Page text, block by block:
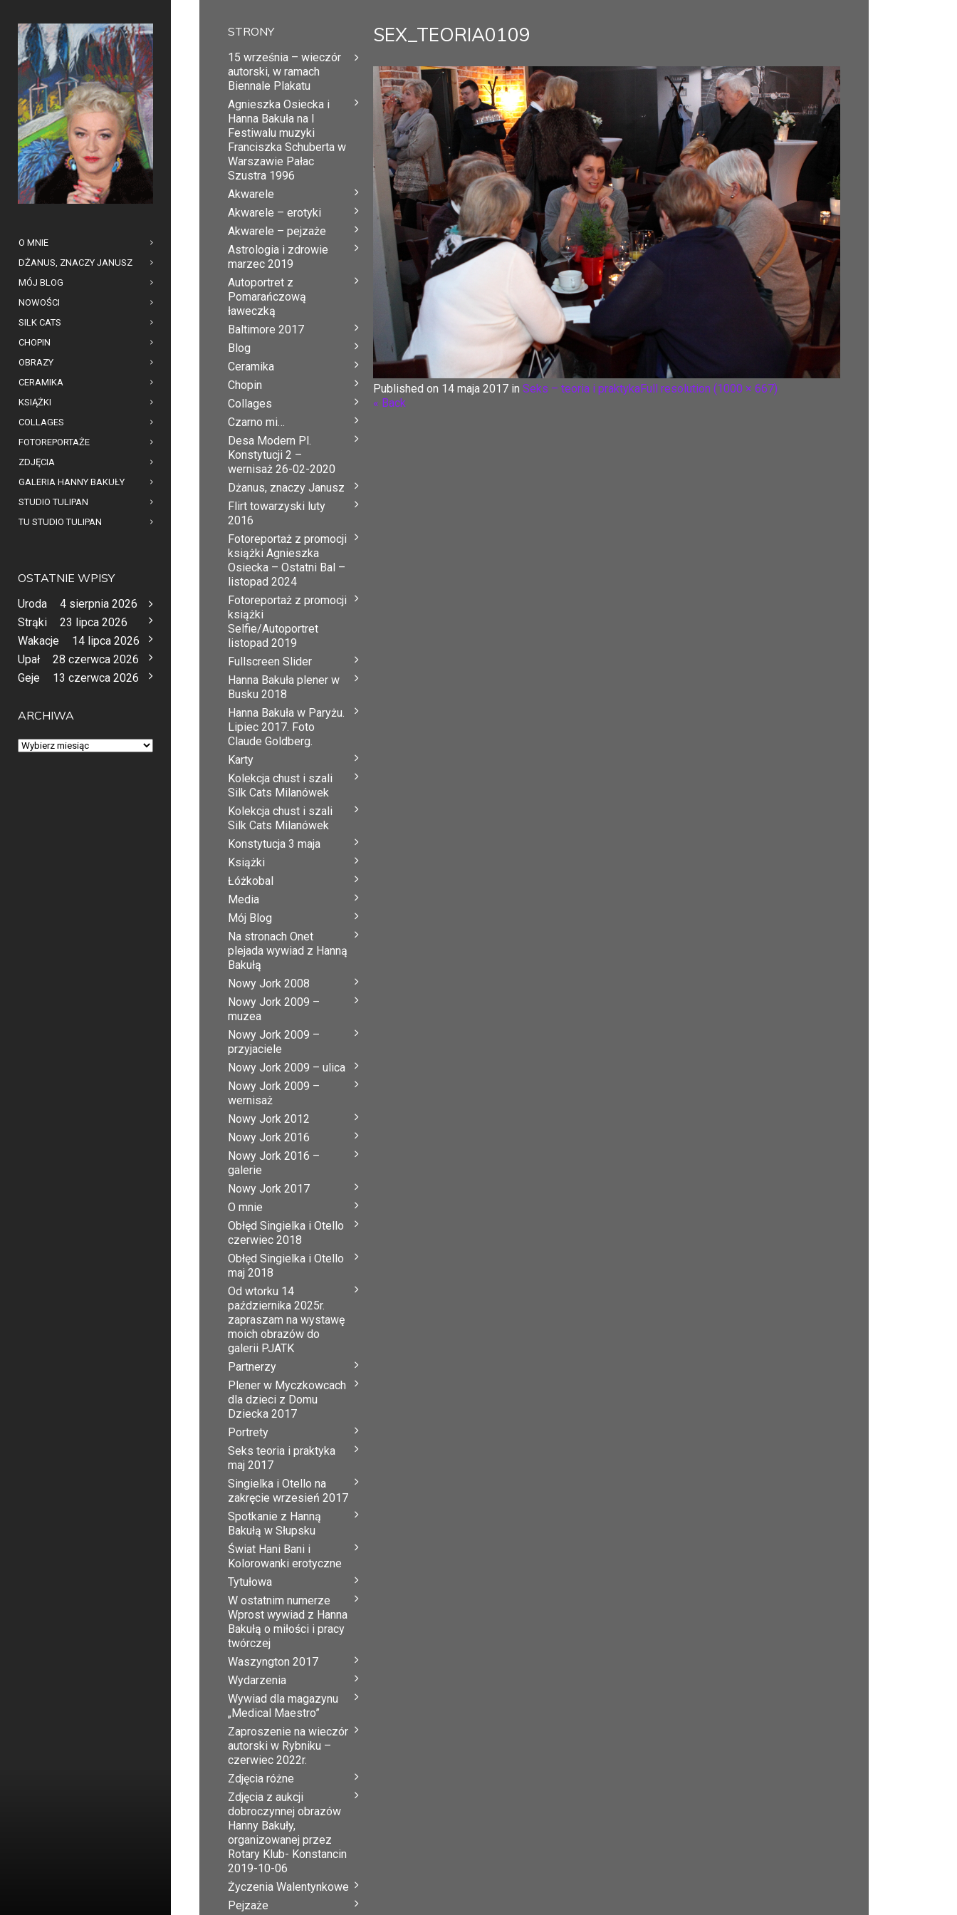
O MNIE
DŻANUS, ZNACZY JANUSZ
MÓJ BLOG
NOWOŚCI
SILK CATS
CHOPIN
OBRAZY
CERAMIKA
KSIĄŻKI
COLLAGES
FOTOREPORTAŻE
ZDJĘCIA
GALERIA HANNY BAKUŁY
STUDIO TULIPAN
TU STUDIO TULIPAN
OSTATNIE WPISY
Uroda
4 sierpnia 2026
Strąki
23 lipca 2026
Wakacje
14 lipca 2026
Upał
28 czerwca 2026
Geje
13 czerwca 2026
ARCHIWA
Archiwa
SEX_TEORIA0109
Published on 14 maja 2017 in Seks – teoria i praktykaFull resolution (1000 × 667)
« Back
STRONY
15 września – wieczór
autorski, w ramach
Biennale Plakatu
Agnieszka Osiecka i
Hanna Bakuła na I
Festiwalu muzyki
Franciszka Schuberta w
Warszawie Pałac
Szustra 1996
Akwarele
Akwarele – erotyki
Akwarele – pejzaże
Astrologia i zdrowie
marzec 2019
Autoportret z
Pomarańczową
ławeczką
Baltimore 2017
Blog
Ceramika
Chopin
Collages
Czarno mi…
Desa Modern Pl.
Konstytucji 2 –
wernisaż 26-02-2020
Dżanus, znaczy Janusz
Flirt towarzyski luty
2016
Fotoreportaż z promocji
książki Agnieszka
Osiecka – Ostatni Bal –
listopad 2024
Fotoreportaż z promocji
książki
Selfie/Autoportret
listopad 2019
Fullscreen Slider
Hanna Bakuła plener w
Busku 2018
Hanna Bakuła w Paryżu.
Lipiec 2017. Foto
Claude Goldberg.
Karty
Kolekcja chust i szali
Silk Cats Milanówek
Kolekcja chust i szali
Silk Cats Milanówek
Konstytucja 3 maja
Książki
Łóżkobal
Media
Mój Blog
Na stronach Onet
plejada wywiad z Hanną
Bakułą
Nowy Jork 2008
Nowy Jork 2009 –
muzea
Nowy Jork 2009 –
przyjaciele
Nowy Jork 2009 – ulica
Nowy Jork 2009 –
wernisaż
Nowy Jork 2012
Nowy Jork 2016
Nowy Jork 2016 –
galerie
Nowy Jork 2017
O mnie
Obłęd Singielka i Otello
czerwiec 2018
Obłęd Singielka i Otello
maj 2018
Od wtorku 14
października 2025r.
zapraszam na wystawę
moich obrazów do
galerii PJATK
Partnerzy
Plener w Myczkowcach
dla dzieci z Domu
Dziecka 2017
Portrety
Seks teoria i praktyka
maj 2017
Singielka i Otello na
zakręcie wrzesień 2017
Spotkanie z Hanną
Bakułą w Słupsku
Świat Hani Bani i
Kolorowanki erotyczne
Tytułowa
W ostatnim numerze
Wprost wywiad z Hanna
Bakułą o miłości i pracy
twórczej
Waszyngton 2017
Wydarzenia
Wywiad dla magazynu
„Medical Maestro”
Zaproszenie na wieczór
autorski w Rybniku –
czerwiec 2022r.
Zdjęcia różne
Zdjęcia z aukcji
dobroczynnej obrazów
Hanny Bakuły,
organizowanej przez
Rotary Klub- Konstancin
2019-10-06
Życzenia Walentynkowe
Pejzaże